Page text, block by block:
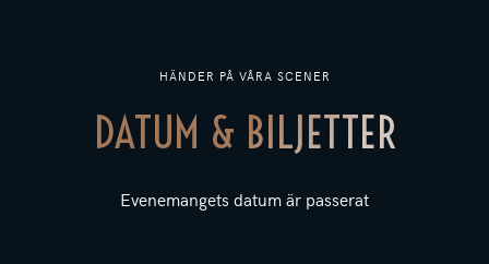
HÄNDER PÅ VÅRA SCENER
DATUM & BILJETTER
Evenemangets datum är passerat